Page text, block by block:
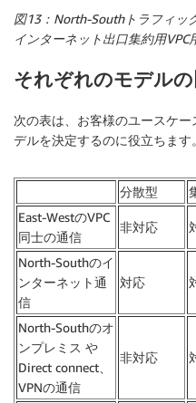
図13：North-Southトラフィッ
インターネット出口集約用
それぞれのモデル
次の表は、お客様のユースケ
デルを決定するのに役立ちます。
分散型
East-WestのVPC
同士の通信
非対応
North-Southのイ
ンターネット通
信
対応
North-Southのオ
ンプレミス や
Direct connect、
VPNの通信
非対応